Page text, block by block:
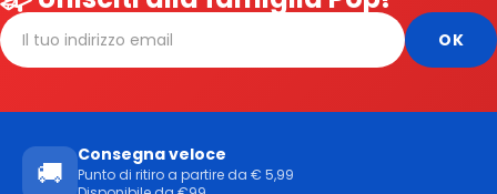
🚚
Consegna veloce
Punto di ritiro a partire da € 5,99